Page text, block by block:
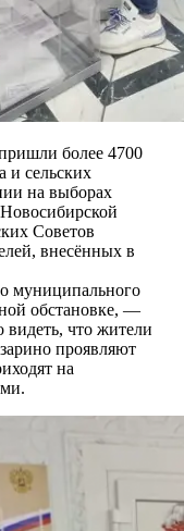
более 4700
и сельских
на выборах
Советов
внесённых в
муниципального
обстановке, —
что жители
проявляют
на